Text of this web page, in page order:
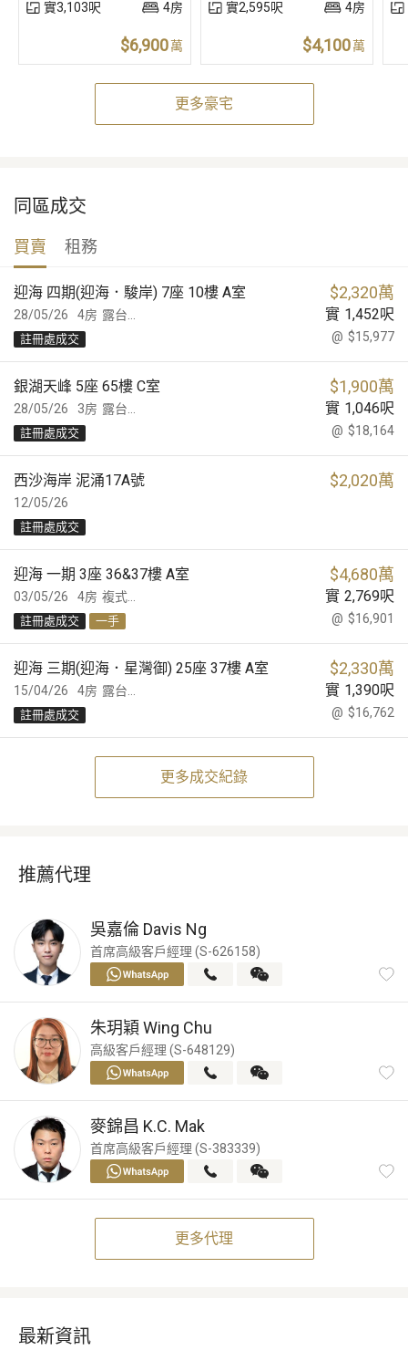
實3,103呎 4房
$6,900萬
實2,595呎 4房
$4,100萬
更多豪宅
同區成交
買賣 租務
28/05/26
迎海 四期(迎海．駿岸) 7座 10樓 A室 $2,320萬
露台... 實 1,452呎
4房
@ $15,977
註冊處成交
28/05/26
銀湖天峰 5座 65樓 C室 $1,900萬
露台... 實 1,046呎
3房
@ $18,164
註冊處成交
12/05/26
西沙海岸 泥涌17A號 $2,020萬
註冊處成交
03/05/26
迎海 一期 3座 36&37樓 A室 $4,680萬
複式... 實 2,769呎
4房
@ $16,901
註冊處成交 一手
15/04/26
迎海 三期(迎海．星灣御) 25座 37樓 A室 $2,330萬
露台... 實 1,390呎
4房
@ $16,762
註冊處成交
更多成交紀錄
推薦代理
吳嘉倫 Davis Ng
首席高級客戶經理 (S-626158)
朱玥穎 Wing Chu
高級客戶經理 (S-648129)
麥錦昌 K.C. Mak
首席高級客戶經理 (S-383339)
更多代理
最新資訊